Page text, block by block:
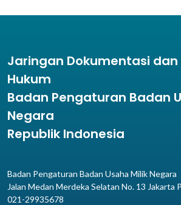
Jaringan Dokumentasi
Hukum
Badan Pengaturan Badan
Negara
Republik Indonesia
Badan Pengaturan Badan Usaha Milik Negara
Jalan Medan Merdeka Selatan No. 13 Jakarta
021-29935678